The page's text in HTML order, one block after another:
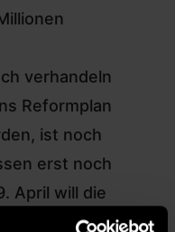
verhandeln
Reformplan
ist noch
erst noch
April will die
vorstellen.